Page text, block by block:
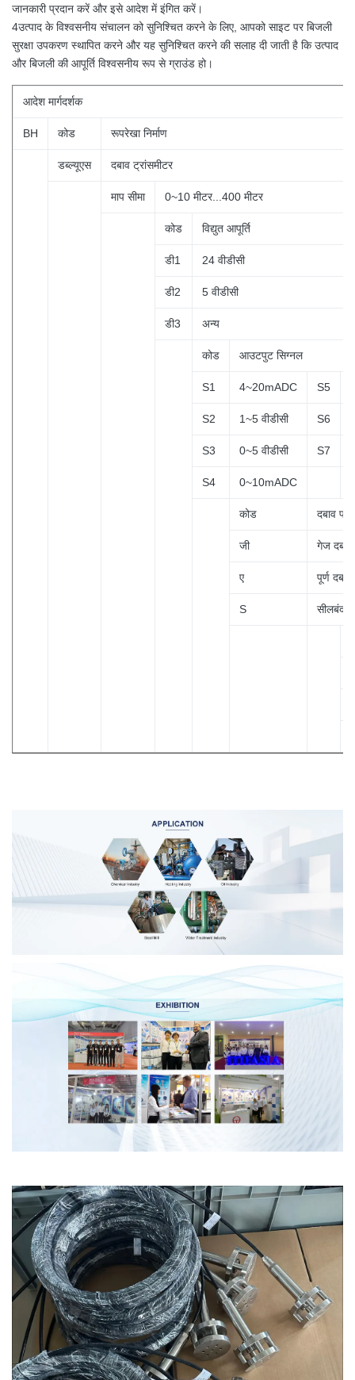
जानकारी प्रदान करें और इसे आदेश में इंगित करें।
4उत्पाद के विश्वसनीय संचालन को सुनिश्चित करने के लिए, आपको साइट पर बिजली
सुरक्षा उपकरण स्थापित करने और यह सुनिश्चित करने की सलाह दी जाती है कि उत्पाद
और बिजली की आपूर्ति विश्वसनीय रूप से ग्राउंड हो।
आदेश मार्गदर्शक
BH कोड रूपरेखा निर्माण
डब्ल्यूएस दबाव ट्रांसमीटर
माप सीमा 0~10 मीटर...400 मीटर
कोड विद्युत आपूर्ति
डी1 24 वीडीसी
डी2 5 वीडीसी
डी3 अन्य
कोड आउटपुट सिग्नल
S1 4~20mADC S5
S2 1~5 वीडीसी S6
S3 0~5 वीडीसी S7
S4 0~10mADC
कोड दबाव
जी गेज दबाव
ए पूर्ण दबाव
S सीलबंद